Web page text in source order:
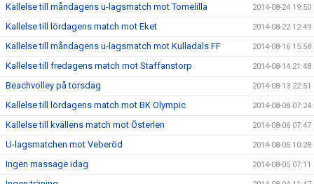
Kallelse till måndagens u-lagsmatch mot Tomelilla 2014-08-24 19:50
Kallelse till lördagens match mot Eket 2014-08-22 12:49
Kallelse till måndagens u-lagsmatch mot Kulladals FF 2014-08-16 15:58
Kallelse till fredagens match mot Staffanstorp 2014-08-14 21:48
Beachvolley på torsdag 2014-08-13 22:51
Kallelse till lördagens match mot BK Olympic 2014-08-08 07:24
Kallelse till kvällens match mot Österlen 2014-08-06 07:47
U-lagsmatchen mot Veberöd 2014-08-05 10:28
Ingen massage idag 2014-08-05 07:11